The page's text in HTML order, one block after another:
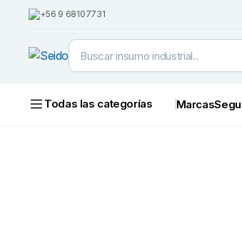
+56 9 68107731
Todas las categorías Marcas